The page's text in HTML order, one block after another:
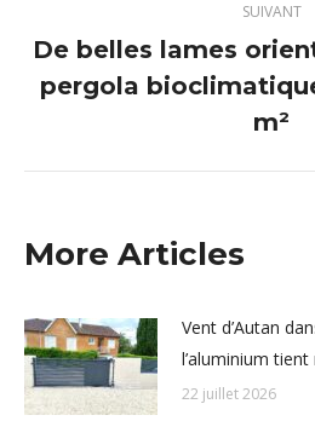
SUIVANT
suivant
De belles lames
pergola
m²
More Articles
Vent d’Autan
l’aluminium tient
22 juillet 2026